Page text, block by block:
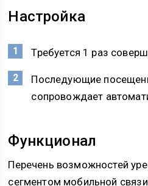
Настройка
Требуется 1 раз
Последующие
сопровождает
Функционал
Перечень возможностей
сегментом мобильной